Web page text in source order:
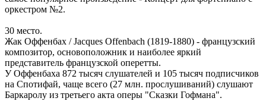
оркестром №2.
30 место.
Жак Оффенбах / Jacques Offenbach (1819-1880) - французский
композитор, основоположник и наиболее яркий
представитель французской оперетты.
У Оффенбаха 872 тысяч слушателей и 105 тысяч подписчиков
на Спотифай, чаще всего (27 млн. прослушиваний) слушают
Баркаролу из третьего акта оперы "Сказки Гофмана".